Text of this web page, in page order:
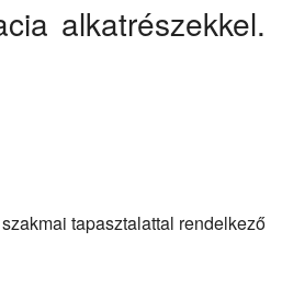
alkatrészekkel.
tapasztalattal rendelkező